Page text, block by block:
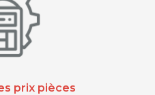
prix pièces